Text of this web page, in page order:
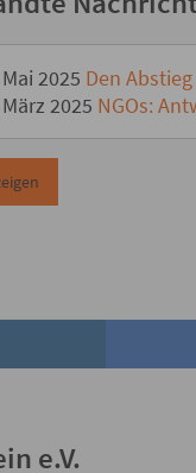
2025 Den
2025 NGOs:
e.V.